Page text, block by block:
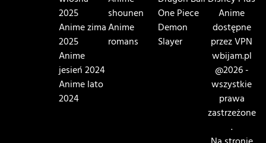
2025
Anime zima
2025
Anime
jesień 2024
Anime lato
2024
shounen
Anime
romans
One Piece
Demon
Slayer
Anime
dostępne
przez VPN
wbijam.pl
@2026 -
wszystkie
prawa
zastrzeżone
.